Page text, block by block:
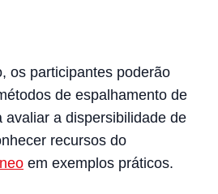
os participantes poderão
de espalhamento de
avaliar a dispersibilidade de
recursos do
em exemplos práticos.